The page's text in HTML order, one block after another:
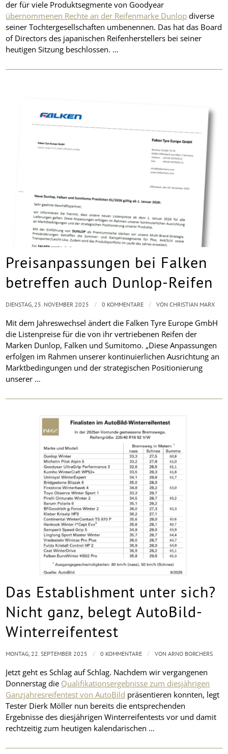
der für viele Produktsegmente von Goodyear
übernommenen Rechte an der Reifenmarke Dunlop diverse
seiner Tochtergesellschaften umbenennen. Das hat das Board
of Directors des japanischen Reifenherstellers bei seiner
heutigen Sitzung beschlossen. …
Preisanpassungen bei Falken
betreffen auch Dunlop-Reifen
Mit dem Jahreswechsel ändert die Falken Tyre Europe GmbH
die Listenpreise für die von ihr vertriebenen Reifen der
Marken Dunlop, Falken und Sumitomo. „Diese Anpassungen
erfolgen im Rahmen unserer kontinuierlichen Ausrichtung an
Marktbedingungen und der strategischen Positionierung
unserer …
DIENSTAG, 25. NOVEMBER 2025 / 0 KOMMENTARE / VONCHRISTIAN MARX
Das Establishment unter sich?
Nicht ganz, belegt AutoBild-
Winterreifentest
Jetzt geht es Schlag auf Schlag. Nachdem wir vergangenen
Donnerstag die Qualifikationsergebnisse zum diesjährigen
Ganzjahresreifentest von AutoBild präsentieren konnten, legt
Tester Dierk Möller nun bereits die entsprechenden
Ergebnisse des diesjährigen Winterreifentests vor und damit
rechtzeitig zum heutigen kalendarischen …
MONTAG, 22. SEPTEMBER 2025 / 0 KOMMENTARE / VONARNO BORCHERS